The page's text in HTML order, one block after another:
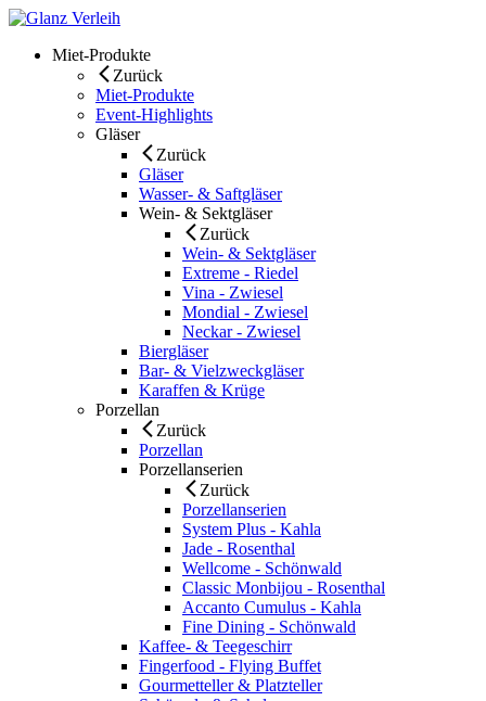
Skip
contentMiet-Produkte
Zurück
Miet-Produkte
Event-Highlights
Gläser
Zurück
Gläser
Wasser- & Saftgläser
Wein- & Sektgläser
Zurück
Wein- & Sektgläser
Extreme - Riedel
Vina - Zwiesel
Mondial - Zwiesel
Neckar - Zwiesel
Biergläser
Bar- & Vielzweckgläser
Karaffen & Krüge
Porzellan
Zurück
Porzellan
Porzellanserien
Zurück
Porzellanserien
System Plus - Kahla
Jade - Rosenthal
Wellcome - Schönwald
Classic Monbijou - Rosenthal
Accanto Cumulus - Kahla
Fine Dining - Schönwald
Kaffee- & Teegeschirr
Fingerfood - Flying Buffet
Gourmetteller & Platzteller